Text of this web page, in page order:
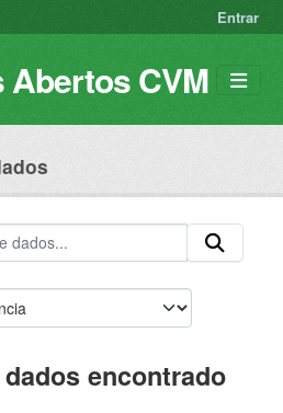
Entrar
Abertos CVM
encontrado